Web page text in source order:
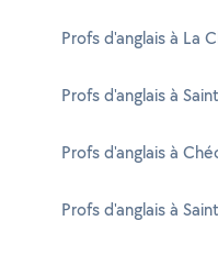
Profs d'anglais à La
Profs d'anglais à
Profs d'anglais à
Profs d'anglais à